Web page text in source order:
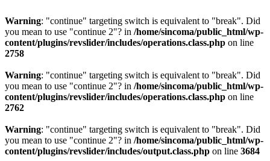
Warning: "continue" targeting switch is equivalent to "break". Did
you mean to use "continue 2"? in /home/sincoma/public_html/wp-
content/plugins/revslider/includes/operations.class.php on line
2758
Warning: "continue" targeting switch is equivalent to "break". Did
you mean to use "continue 2"? in /home/sincoma/public_html/wp-
content/plugins/revslider/includes/operations.class.php on line
2762
Warning: "continue" targeting switch is equivalent to "break". Did
you mean to use "continue 2"? in /home/sincoma/public_html/wp-
content/plugins/revslider/includes/output.class.php on line 3684